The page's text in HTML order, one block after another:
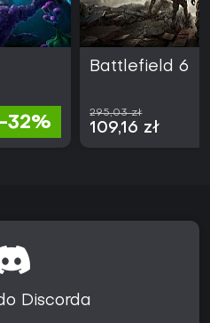
-32%
Battlefield 6
295,03 zł
109,16 zł
Discorda